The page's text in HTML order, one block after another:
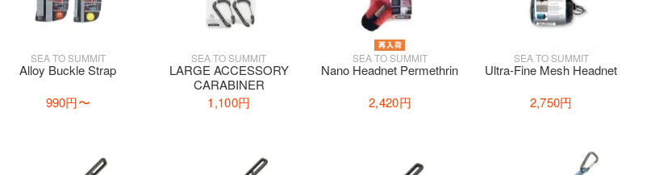
SEA TO SUMMIT
Alloy Buckle Strap
990円〜
SEA TO SUMMIT
LARGE ACCESSORY
CARABINER
1,100円
SEA TO SUMMIT
Nano Headnet Permethrin
2,420円
SEA TO SUMMIT
Ultra-Fine Mesh Headnet
2,750円